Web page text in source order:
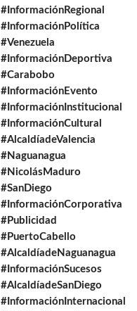
#InformaciónRegional
#InformaciónPolítica
#Venezuela
#InformaciónDeportiva
#Carabobo
#InformaciónEvento
#InformaciónInstitucional
#InformaciónCultural
#AlcaldíadeValencia
#Naguanagua
#NicolásMaduro
#SanDiego
#InformaciónCorporativa
#Publicidad
#PuertoCabello
#AlcaldíadeNaguanagua
#InformaciónSucesos
#AlcaldíadeSanDiego
#InformaciónInternacional